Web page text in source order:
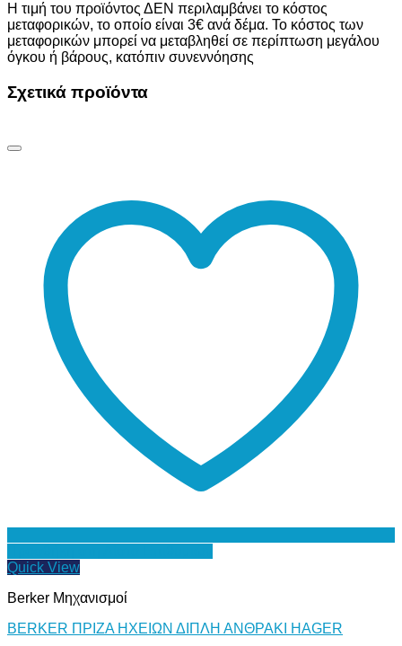
Η τιμή του προϊόντος ΔΕΝ περιλαμβάνει το κόστος
μεταφορικών, το οποίο είναι 3€ ανά δέμα. Το κόστος των
μεταφορικών μπορεί να μεταβληθεί σε περίπτωση μεγάλου
όγκου ή βάρους, κατόπιν συνεννόησης
Σχετικά προϊόντα
Quick View
Berker Μηχανισμοί
BERKER ΠΡΙΖΑ ΗΧΕΙΩΝ ΔΙΠΛΗ ΑΝΘΡΑΚΙ HAGER